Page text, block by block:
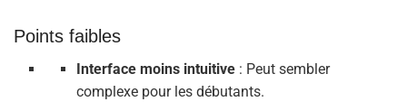
Points faibles
Interface moins intuitive: Peut sembler
complexe pour les débutants.